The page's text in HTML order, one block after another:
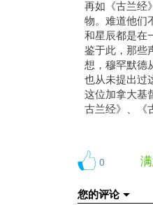
再如《古兰经
物。难道他们
和星辰都是在
鉴于此，那些
想，穆罕默德
也从未提出过
这位加拿大基
古兰经》、《
0
您的评论